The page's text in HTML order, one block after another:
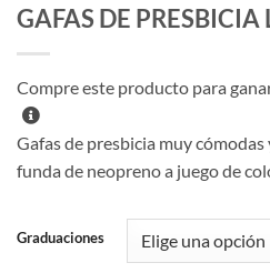
GAFAS DE PRESBICIA
Compre este producto para
Gafas de presbicia muy
funda de neopreno a juego de
Graduaciones